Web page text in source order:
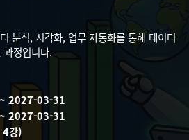
분석, 시각화, 업무 자동화를 통해 데이터
과정입니다.
2027-03-31
2027-03-31
강)